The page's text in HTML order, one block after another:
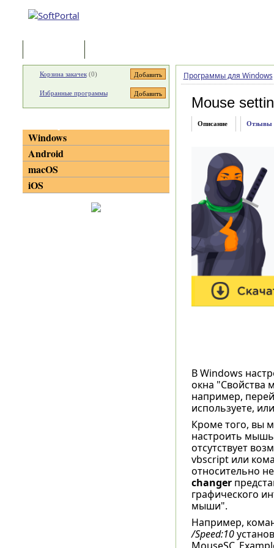
Программы для Windows
Mouse
Описание Отзывы
В Windows
окна "Свойства
например,
используете,
Кроме того, вы
настроить мышь
отсутствует
vbscript или
относительно
changer
графического
мыши".
Например,
/Speed:10
Корзина закачек(0)
Избранные программы
Windows
Android
macOS
iOS